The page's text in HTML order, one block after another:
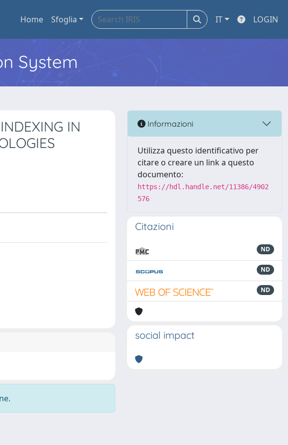
Home Sfoglia IT LOGIN
System
IN
Informazioni
Utilizza questo identificativo per
citare o creare un link a questo
documento:
https://hdl.handle.net/11386/4902
576
Citazioni
ND
ND
ND
social impact